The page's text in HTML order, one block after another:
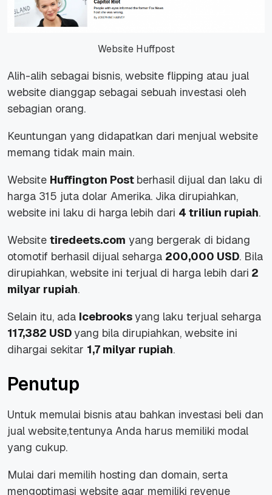
Website Huffpost
Alih-alih sebagai bisnis, website flipping atau jual
website dianggap sebagai sebuah investasi oleh
sebagian orang.
Keuntungan yang didapatkan dari menjual website
memang tidak main main.
Website Huffington Post berhasil dijual dan laku di
harga 315 juta dolar Amerika. Jika dirupiahkan,
website ini laku di harga lebih dari 4 triliun rupiah.
Website tiredeets.com yang bergerak di bidang
otomotif berhasil dijual seharga 200,000 USD. Bila
dirupiahkan, website ini terjual di harga lebih dari 2
milyar rupiah.
Selain itu, ada Icebrooksyang laku terjual seharga
117,382 USDyang bila dirupiahkan, website ini
dihargai sekitar 1,7 milyar rupiah.
Penutup
Untuk memulai bisnis atau bahkan investasi beli dan
jual website,tentunya Anda harus memiliki modal
yang cukup.
Mulai dari memilih hosting dan domain, serta
mengoptimasi website agar memiliki revenue